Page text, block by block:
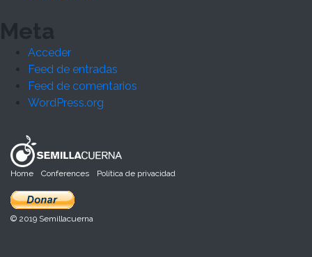
Meta
Acceder
Feed de entradas
Feed de comentarios
WordPress.org
Home Conferences Política de privacidad
© 2019 Semillacuerna